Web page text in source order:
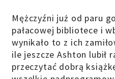
Mężczyźni już od paru
pałacowej bibliotece i
wynikało to z ich
ile jeszcze Ashton lubił
przeczytać dobrą